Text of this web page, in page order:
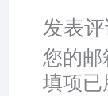
发表
您的邮
填项已